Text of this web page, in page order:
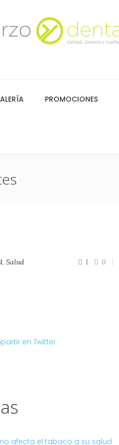
PROMOCIONES
, Salud
1 0